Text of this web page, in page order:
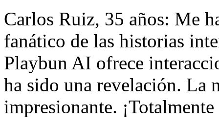
Carlos Ruiz, 35 años: Me
fanático de las historias
Playbun AI ofrece
ha sido una revelación. La
impresionante.